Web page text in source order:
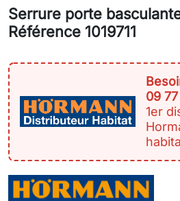
Serrure porte
Référence 1019711
09 77
1er